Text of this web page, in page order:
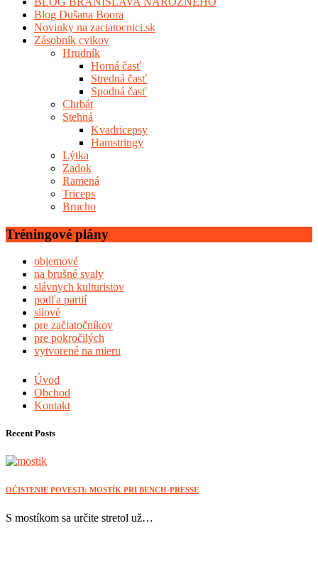
Blog Dušana Boora
Novinky na zaciatocnici.sk
Zásobník cvikov
Hrudník
Horná časť
Stredná časť
Spodná časť
Chrbát
Stehná
Kvadricepsy
Hamstringy
Lýtka
Zadok
Ramená
Triceps
Brucho
Tréningové plány
objemové
na brušné svaly
slávnych kulturistov
podľa partií
silové
pre začiatočníkov
pre pokročilých
vytvorené na mieru
Úvod
Obchod
Kontakt
Recent Posts
OČISTENIE POVESTI: MOSTÍK PRI BENCH-PRESSE
S mostíkom sa určite stretol už…